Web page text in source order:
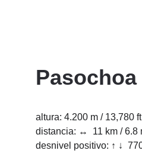
Pasochoa
altura: 4.200 m / 13,780 ft
distancia: ↔  11 km / 6.8
desnivel positivo: ↑ ↓